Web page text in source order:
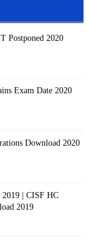
Postponed 2020
Exam Date 2020
Download 2020
| CISF HC
2019